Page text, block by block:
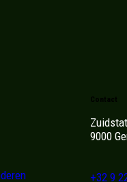
Contact
9000
+32 9